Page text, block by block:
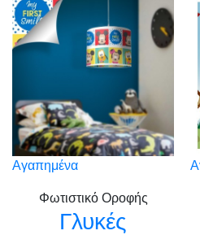
Αγαπημένα
Φωτιστικό Οροφής
Γλυκές